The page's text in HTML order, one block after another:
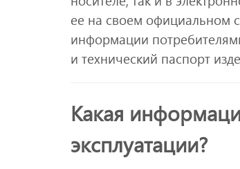
ее на своем официальном
информации
и технический паспорт
Какая
эксплуатации?